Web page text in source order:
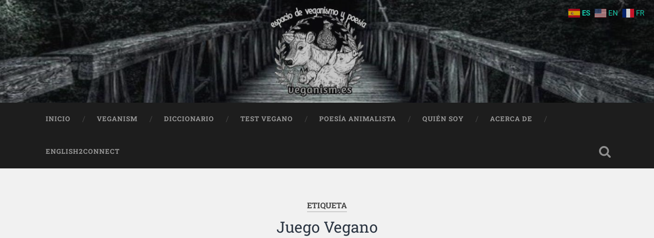
INICIO VEGANISM DICCIONARIO TEST VEGANO POESÍA ANIMALISTA QUIÉN SOY ACERCA DE
ENGLISH2CONNECT
ETIQUETA
Juego Vegano
ES EN FR